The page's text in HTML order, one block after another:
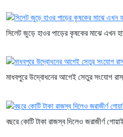
সিলেট জুড়ে হাওর পাড়ের কৃষকের মাঝে এখন
মাধবপুরে উদ্বোধনের আগেই সেতুর সংযোগ
বছরে কোটি টাকা রাজস্ব দিলেও জরাজীর্ণ